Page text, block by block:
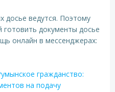
досье ведутся. Поэтому
документы досье
онлайн в мессенджерах:
гражданство:
на подачу